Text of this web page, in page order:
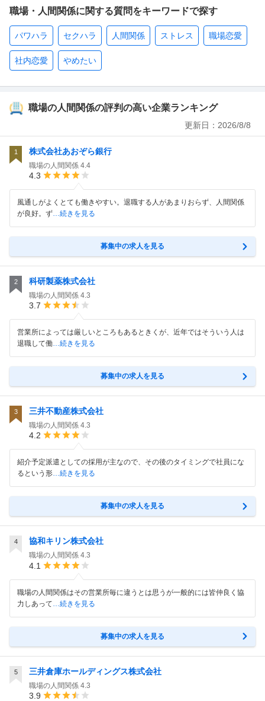
職場・人間関係に関する質問をキーワードで探す
パワハラ セクハラ 人間関係 ストレス 職場恋愛
社内恋愛 やめたい
職場の人間関係の評判の高い企業ランキング
更新日： 2026/8/8
1 株式会社あおぞら銀行
職場の人間関係 4.4
4.3
風通しがよくとても働きやすい。退職する人があまりおらず、人間関係
が良好。ず…続きを見る
募集中の求人を見る
2 科研製薬株式会社
職場の人間関係 4.3
3.7
営業所によっては厳しいところもあるときくが、近年ではそういう人は
退職して働…続きを見る
募集中の求人を見る
3 三井不動産株式会社
職場の人間関係 4.3
4.2
紹介予定派遣としての採用が主なので、その後のタイミングで社員にな
るという形…続きを見る
募集中の求人を見る
4 協和キリン株式会社
職場の人間関係 4.3
4.1
職場の人間関係はその営業所毎に違うとは思うが一般的には皆仲良く協
力しあって …続きを見る
募集中の求人を見る
5 三井倉庫ホールディングス株式会社
職場の人間関係 4.3
3.9